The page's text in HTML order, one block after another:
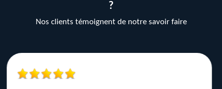
?
Nos clients témoignent de notre savoir faire